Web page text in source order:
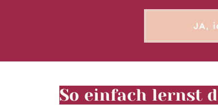
JA,
So einfach lernst